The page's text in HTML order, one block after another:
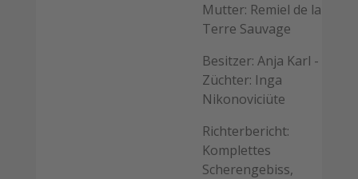
Mutter: Remiel de la
Terre Sauvage
Besitzer: Anja Karl -
Züchter: Inga
Nikonoviciüte
Richterbericht:
Komplettes
Scherengebiss,